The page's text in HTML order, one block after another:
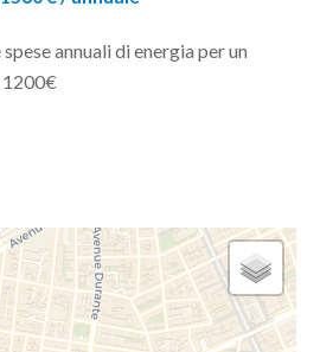
annuali di energia per un
1200€